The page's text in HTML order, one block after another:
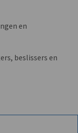
en
beslissers en